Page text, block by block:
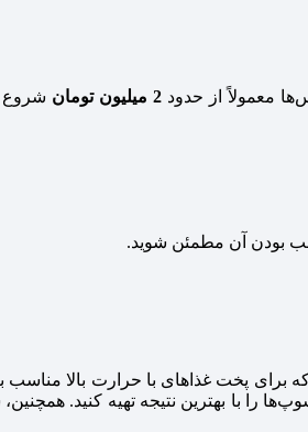
معمولاً از حدود2 میلیون تومان شروع
بودن آن مطمئن شوید.
پخت غذاهای با حرارت بالا مناسب
را با بهترین نتیجه تهیه کنید.